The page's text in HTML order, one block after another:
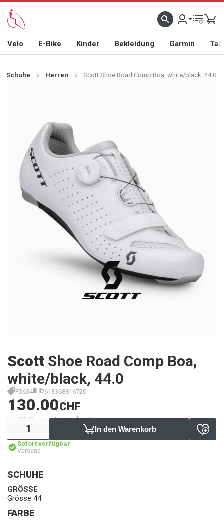
Velo E-Bike Kinder Bekleidung Garmin
Schuhe Herren Scott Shoe Road Comp Boa, white/black, 44.0
Scott Shoe Road Comp Boa,
white/black, 44.0
P3634 7613368816720
130.00CHF
inkl. MwSt., zzgl. Versandkosten
In den Warenkorb
Sofort verfügbar
Versand
SCHUHE
GRÖSSE
Grösse 44
FARBE